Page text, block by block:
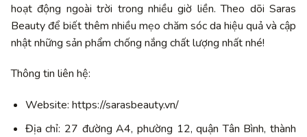
hoạt động ngoài trời trong nhiều giờ liền. Theo dõi Saras
Beauty để biết thêm nhiều mẹo chăm sóc da hiệu quả và cập
nhật những sản phẩm chống nắng chất lượng nhất nhé!
Thông tin liên hệ:
Website: https://sarasbeauty.vn/
Địa chỉ: 27 đường A4, phường 12, quận Tân Bình, thành